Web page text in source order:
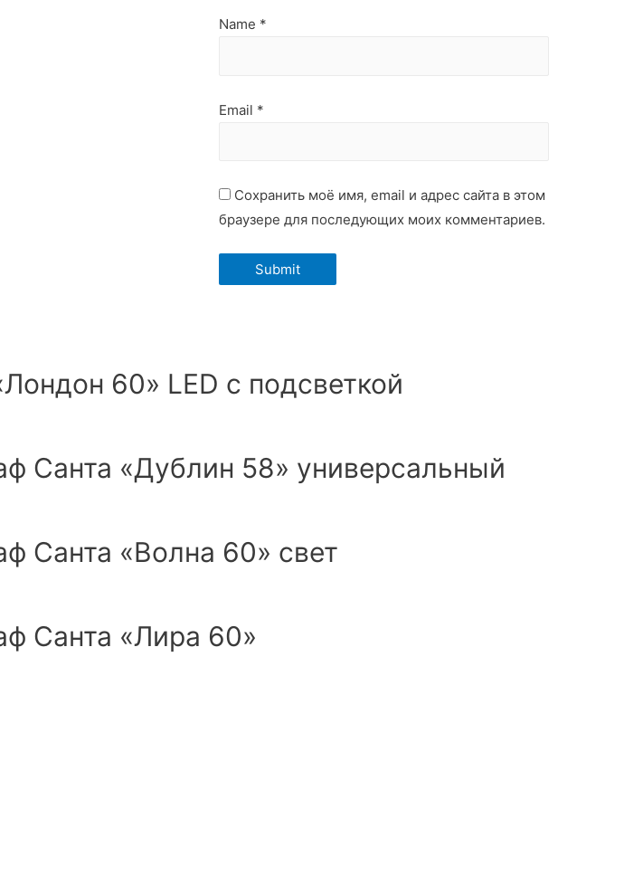
Name *
Email *
Сохранить моё имя, email и адрес сайта в этом
браузере для последующих моих комментариев.
60» LED с подсветкой
Санта «Дублин 58» универсальный
Санта «Волна 60» свет
Санта «Лира 60»